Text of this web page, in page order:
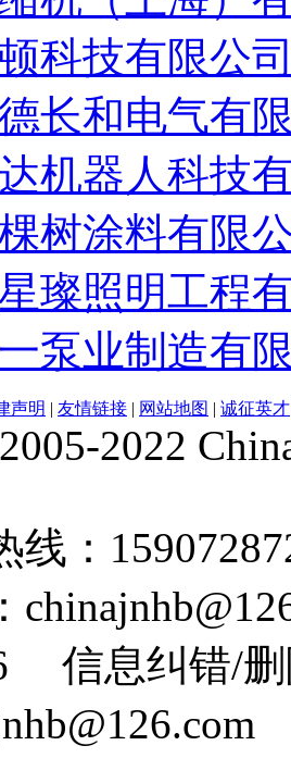
科技有限公
长和电气有
机器人科技
树涂料有限
璨照明工程
一泵业制造有
声明 | 友情链接 | 网站地图 | 诚征英才
2022
线：
信息纠错/